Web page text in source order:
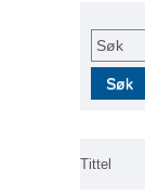
Søk
Søk
Tittel